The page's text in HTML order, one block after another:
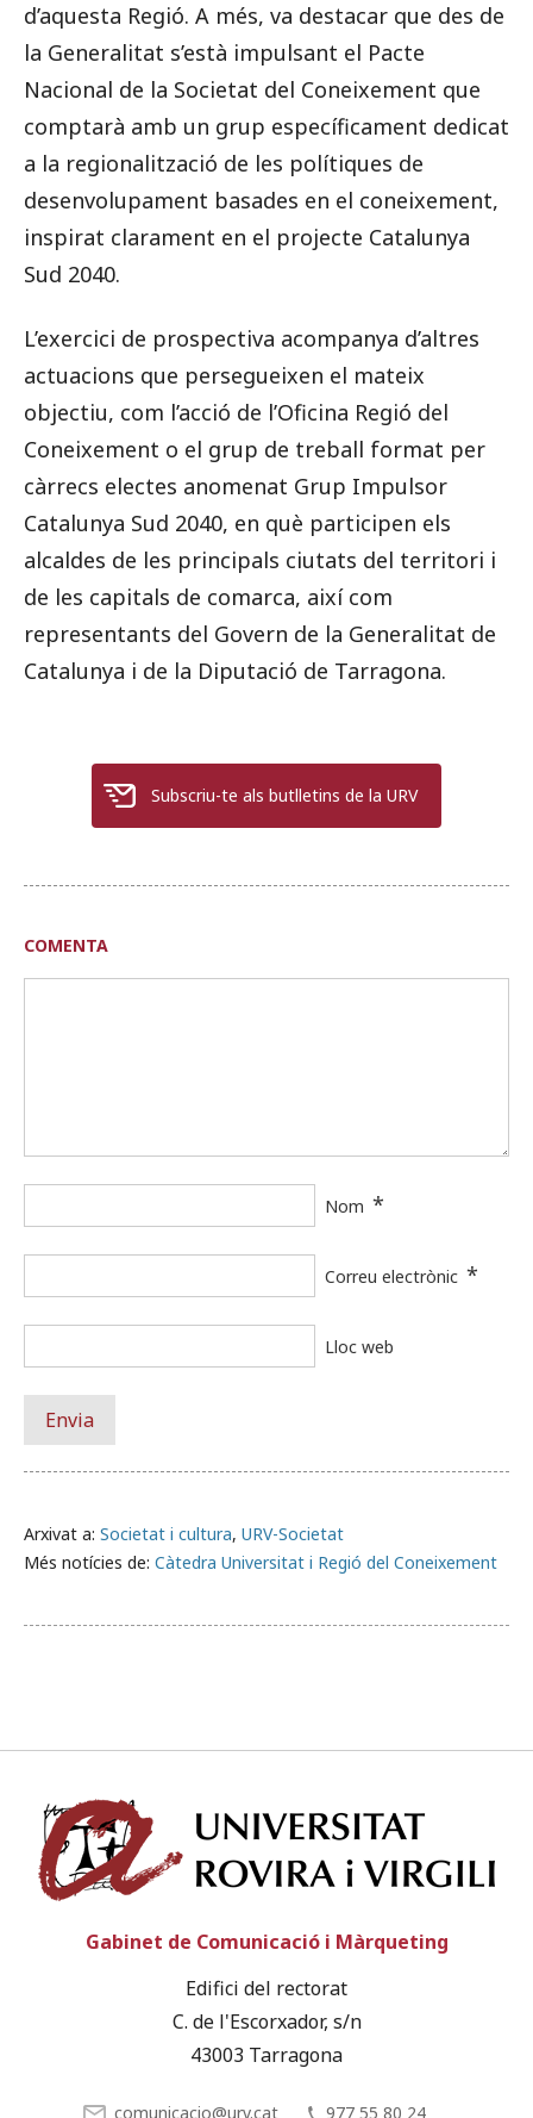
d’aquesta Regió. A més, va destacar que des de
la Generalitat s’està impulsant el Pacte
Nacional de la Societat del Coneixement que
comptarà amb un grup específicament dedicat
a la regionalització de les polítiques de
desenvolupament basades en el coneixement,
inspirat clarament en el projecte Catalunya
Sud 2040.
L’exercici de prospectiva acompanya d’altres
actuacions que persegueixen el mateix
objectiu, com l’acció de l’Oficina Regió del
Coneixement o el grup de treball format per
càrrecs electes anomenat Grup Impulsor
Catalunya Sud 2040, en què participen els
alcaldes de les principals ciutats del territori i
de les capitals de comarca, així com
representants del Govern de la Generalitat de
Catalunya i de la Diputació de Tarragona.
Subscriu-te als butlletins de la URV
Arxivat a: Societat i cultura, URV-Societat
Més notícies de: Càtedra Universitat i Regió del Coneixement
COMENTA
Nom *
Correu electrònic *
Lloc web
Gabinet de Comunicació i Màrqueting
Edifici del rectorat
C. de l'Escorxador, s/n
43003 Tarragona
comunicacio@urv.cat 977 55 80 24